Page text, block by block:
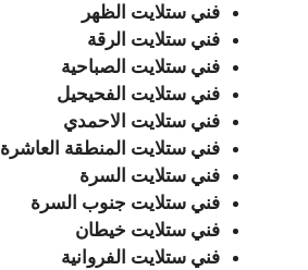
فني ستلايت الظهر
فني ستلايت الرقة
فني ستلايت الصباحية
فني ستلايت الفحيحيل
فني ستلايت الاحمدي
فني ستلايت المنطقة العاشرة
فني ستلايت السرة
فني ستلايت جنوب السرة
فني ستلايت خيطان
فني ستلايت الفروانية